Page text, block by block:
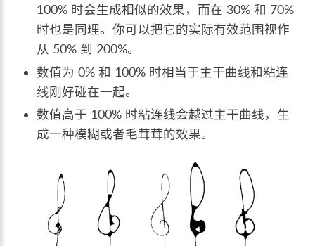
100% 时会生成相似的效果，而在 30% 和 70%
时也是同理。你可以把它的实际有效范围视作
从 50% 到 200%。
数值为 0% 和 100% 时相当于主干曲线和粘连
线刚好碰在一起。
数值高于 100% 时粘连线会越过主干曲线，生
成一种模糊或者毛茸茸的效果。